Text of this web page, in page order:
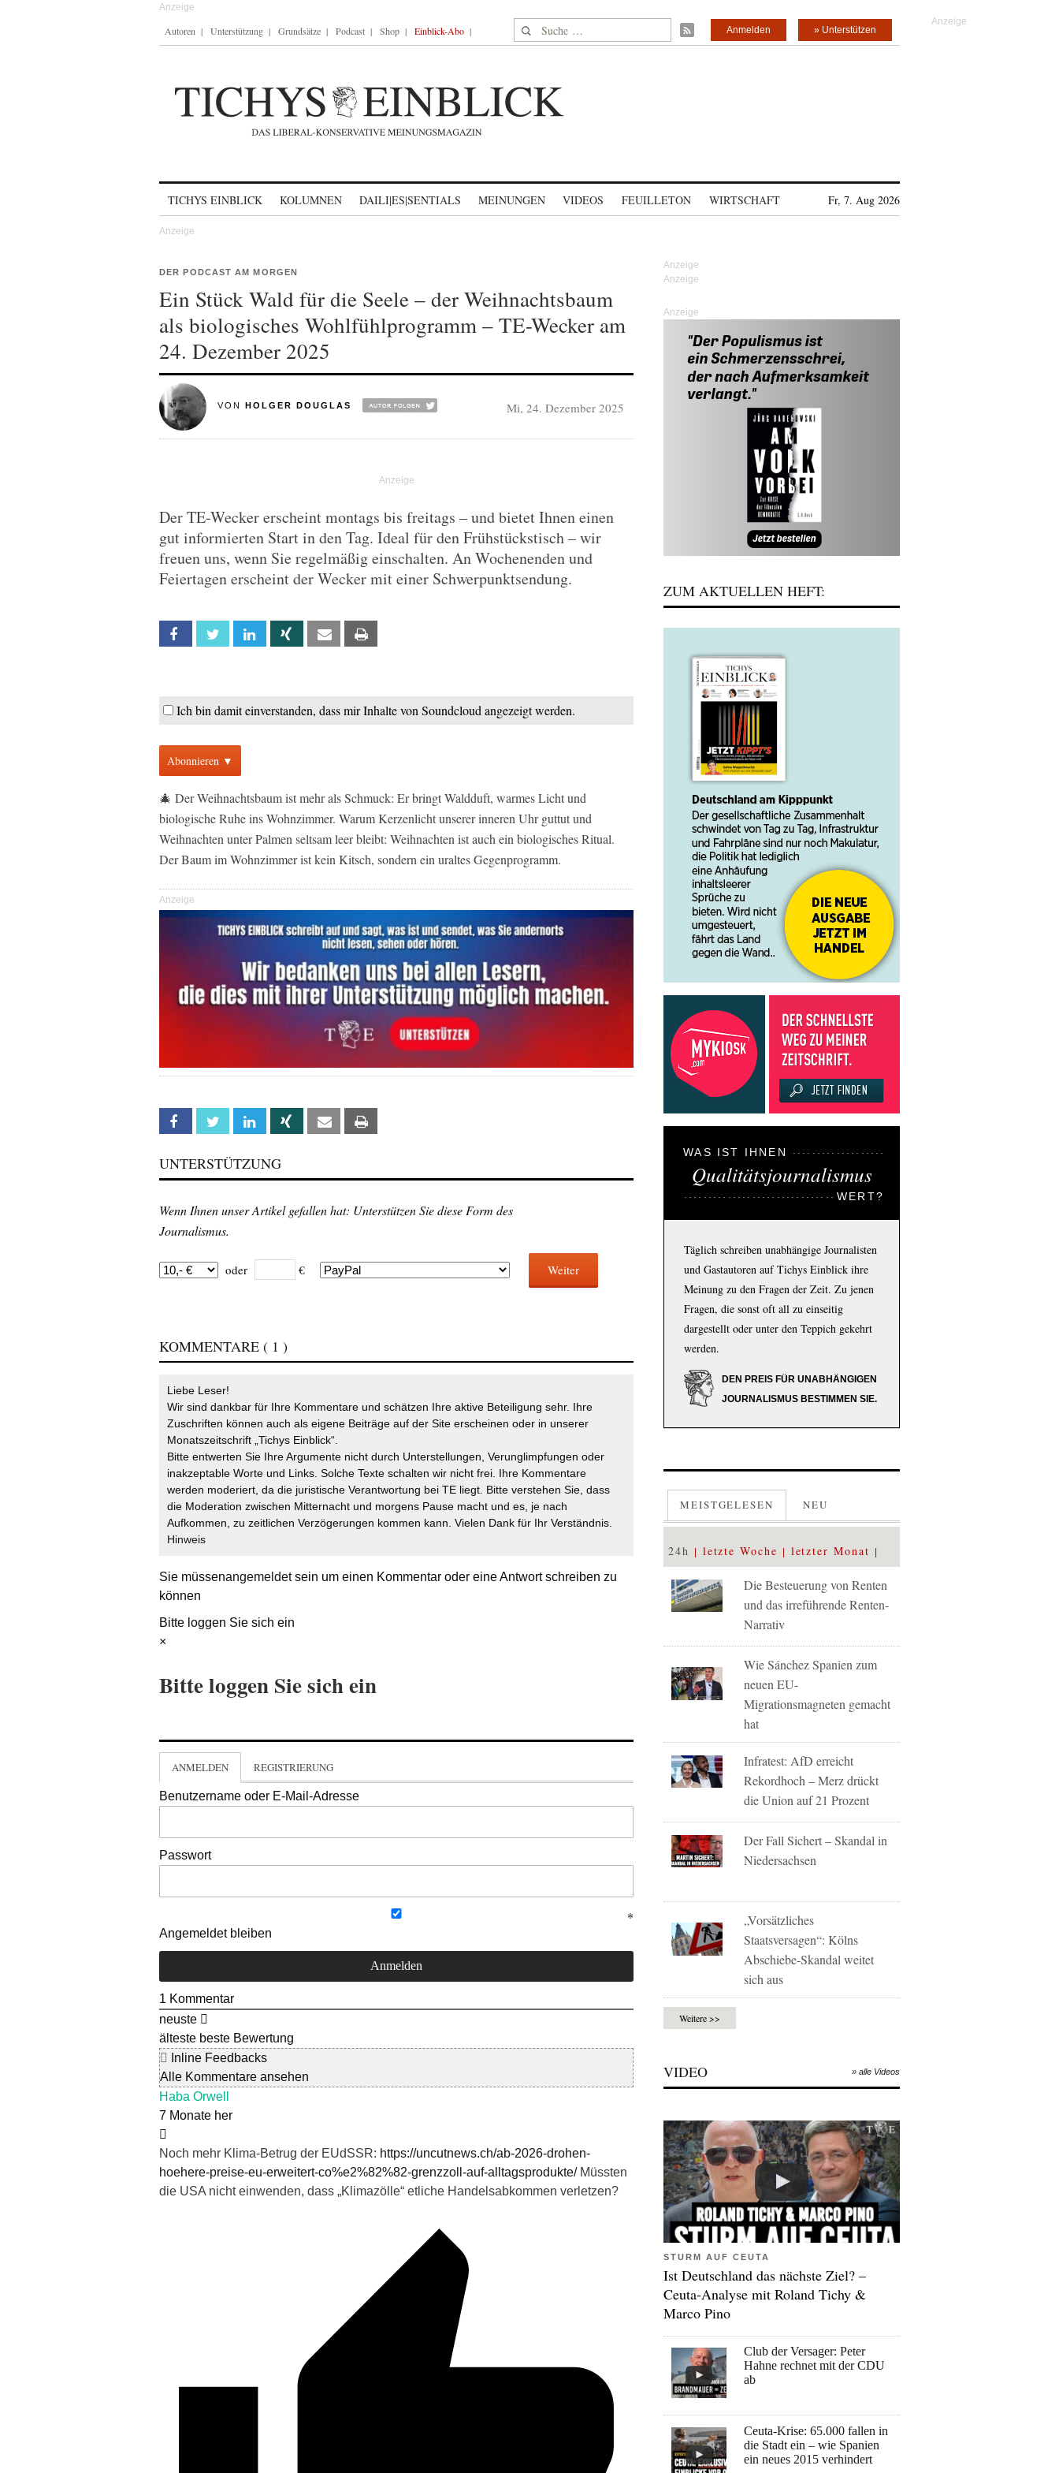
Autoren Unterstützung Grundsätze Podcast Shop Einblick-Abo Suche nach: » Unterstützen
Anmelden
TICHYS EINBLICK KOLUMNEN DAILI|ES|SENTIALS MEINUNGEN VIDEOS FEUILLETON WIRTSCHAFT Fr, 7. Aug 2026
DER PODCAST AM MORGEN
Ein Stück Wald für die Seele – der Weihnachtsbaum
als biologisches Wohlfühlprogramm – TE-Wecker am
24. Dezember 2025
VON HOLGER DOUGLAS Mi, 24. Dezember 2025
Der TE-Wecker erscheint montags bis freitags – und bietet Ihnen einen
gut informierten Start in den Tag. Ideal für den Frühstückstisch – wir
freuen uns, wenn Sie regelmäßig einschalten. An Wochenenden und
Feiertagen erscheint der Wecker mit einer Schwerpunktsendung.
Facebook Twitter Linkedin Xing Email
Ich bin damit einverstanden, dass mir Inhalte von Soundcloud angezeigt werden.
Abonnieren ▼
🎄 Der Weihnachtsbaum ist mehr als Schmuck: Er bringt Waldduft, warmes Licht und
biologische Ruhe ins Wohnzimmer. Warum Kerzenlicht unserer inneren Uhr guttut und
Weihnachten unter Palmen seltsam leer bleibt: Weihnachten ist auch ein biologisches Ritual.
Der Baum im Wohnzimmer ist kein Kitsch, sondern ein uraltes Gegenprogramm.
Anzeige
Facebook Twitter Linkedin Xing Email
UNTERSTÜTZUNG
Wenn Ihnen unser Artikel gefallen hat: Unterstützen Sie diese Form des
Journalismus.
oder € Weiter
KOMMENTARE ( 1 )
Liebe Leser!
Wir sind dankbar für Ihre Kommentare und schätzen Ihre aktive Beteiligung sehr. Ihre
Zuschriften können auch als eigene Beiträge auf der Site erscheinen oder in unserer
Monatszeitschrift „Tichys Einblick“.
Bitte entwerten Sie Ihre Argumente nicht durch Unterstellungen, Verunglimpfungen oder
inakzeptable Worte und Links. Solche Texte schalten wir nicht frei. Ihre Kommentare
werden moderiert, da die juristische Verantwortung bei TE liegt. Bitte verstehen Sie, dass
die Moderation zwischen Mitternacht und morgens Pause macht und es, je nach
Aufkommen, zu zeitlichen Verzögerungen kommen kann. Vielen Dank für Ihr Verständnis.
Hinweis
Sie müssenangemeldetsein um einen Kommentar oder eine Antwort schreiben zu
können
Bitte loggen Sie sich ein
×
Bitte loggen Sie sich ein
ANMELDEN REGISTRIERUNG
Benutzername oder E-Mail-Adresse
Passwort
Angemeldet bleiben
1 Kommentar
neuste
älteste beste Bewertung
Inline Feedbacks
Alle Kommentare ansehen
Haba Orwell
7 Monate her
Noch mehr Klima-Betrug der EUdSSR: https://uncutnews.ch/ab-2026-drohen-
hoehere-preise-eu-erweitert-co%e2%82%82-grenzzoll-auf-alltagsprodukte/Müssten
die USA nicht einwenden, dass „Klimazölle“ etliche Handelsabkommen verletzen?
Anzeige
ZUM AKTUELLEN HEFT:
WAS IST IHNEN
Qualitätsjournalismus
WERT?
Täglich schreiben unabhängige Journalisten
und Gastautoren auf Tichys Einblick ihre
Meinung zu den Fragen der Zeit. Zu jenen
Fragen, die sonst oft all zu einseitig
dargestellt oder unter den Teppich gekehrt
werden.
DEN PREIS FÜR UNABHÄNGIGEN
JOURNALISMUS BESTIMMEN SIE.
MEISTGELESEN NEU
24h letzte Woche letzter Monat
Die Besteuerung von Renten
und das irreführende Renten-
Narrativ
Wie Sánchez Spanien zum
neuen EU-
Migrationsmagneten gemacht
hat
Infratest: AfD erreicht
Rekordhoch – Merz drückt
die Union auf 21 Prozent
Der Fall Sichert – Skandal in
Niedersachsen
„Vorsätzliches
Staatsversagen“: Kölns
Abschiebe-Skandal weitet
sich aus
Weitere >>
VIDEO » alle Videos
STURM AUF CEUTA
Ist Deutschland das nächste Ziel? –
Ceuta-Analyse mit Roland Tichy &
Marco Pino
Club der Versager: Peter
Hahne rechnet mit der CDU
ab
Ceuta-Krise: 65.000 fallen in
die Stadt ein – wie Spanien
ein neues 2015 verhindert